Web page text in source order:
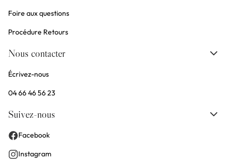
Foire aux questions
Procédure Retours
Nous contacter
Écrivez-nous
04 66 46 56 23
Suivez-nous
Facebook
Instagram